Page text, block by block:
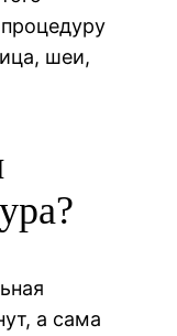
шеи,
а сама